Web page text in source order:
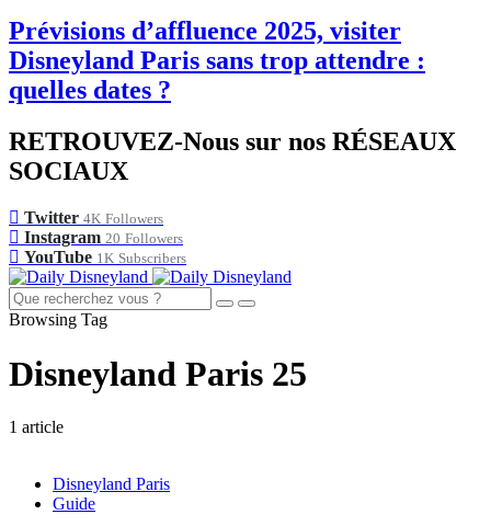
Prévisions d’affluence 2025, visiter
Disneyland Paris sans trop attendre :
quelles dates ?
RETROUVEZ-Nous sur nos RÉSEAUX
SOCIAUX
Twitter 4K Followers
Instagram 20 Followers
YouTube 1K Subscribers
Browsing Tag
Disneyland Paris 25
1 article
Disneyland Paris
Guide